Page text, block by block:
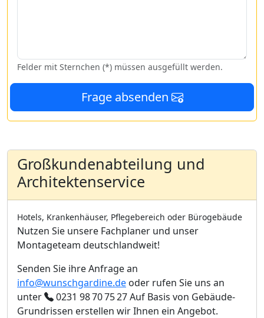
Felder mit Sternchen (*) müssen ausgefüllt werden.
Frage absenden
Großkundenabteilung und
Architektenservice
Hotels, Krankenhäuser, Pflegebereich oder Bürogebäude
Nutzen Sie unsere Fachplaner und unser
Montageteam deutschlandweit!
Senden Sie ihre Anfrage an
info@wunschgardine.de oder rufen Sie uns an
unter
0231 98 70 75 27Auf Basis von Gebäude-
Grundrissen erstellen wir Ihnen ein Angebot.